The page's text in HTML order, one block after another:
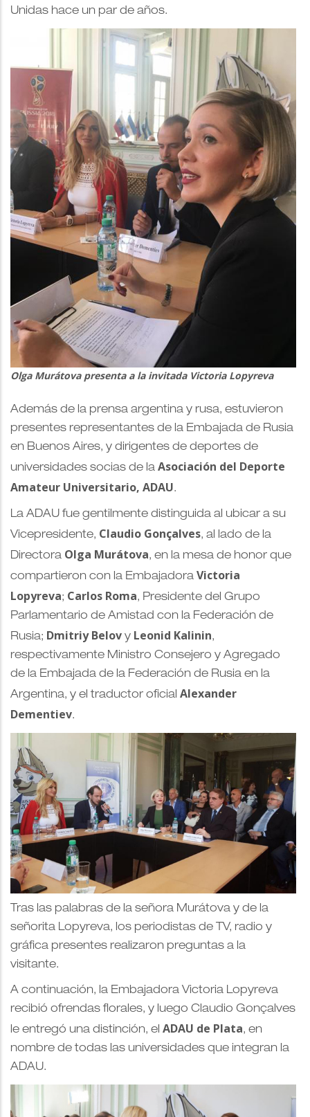
Unidas hace un par de años.
Olga Murátova presenta a la invitada Victoria Lopyreva
Además de la prensa argentina y rusa, estuvieron
presentes representantes de la Embajada de Rusia
en Buenos Aires, y dirigentes de deportes de
universidades socias de la Asociación del Deporte
Amateur Universitario, ADAU.
La ADAU fue gentilmente distinguida al ubicar a su
Vicepresidente, Claudio Gonçalves, al lado de la
Directora Olga Murátova, en la mesa de honor que
compartieron con la Embajadora Victoria
Lopyreva; Carlos Roma, Presidente del Grupo
Parlamentario de Amistad con la Federación de
Rusia; Dmitriy Belov y Leonid Kalinin,
respectivamente Ministro Consejero y Agregado
de la Embajada de la Federación de Rusia en la
Argentina, y el traductor oficial Alexander
Dementiev.
Tras las palabras de la señora Murátova y de la
señorita Lopyreva, los periodistas de TV, radio y
gráfica presentes realizaron preguntas a la
visitante.
A continuación, la Embajadora Victoria Lopyreva
recibió ofrendas florales, y luego Claudio Gonçalves
le entregó una distinción, el ADAU de Plata, en
nombre de todas las universidades que integran la
ADAU.